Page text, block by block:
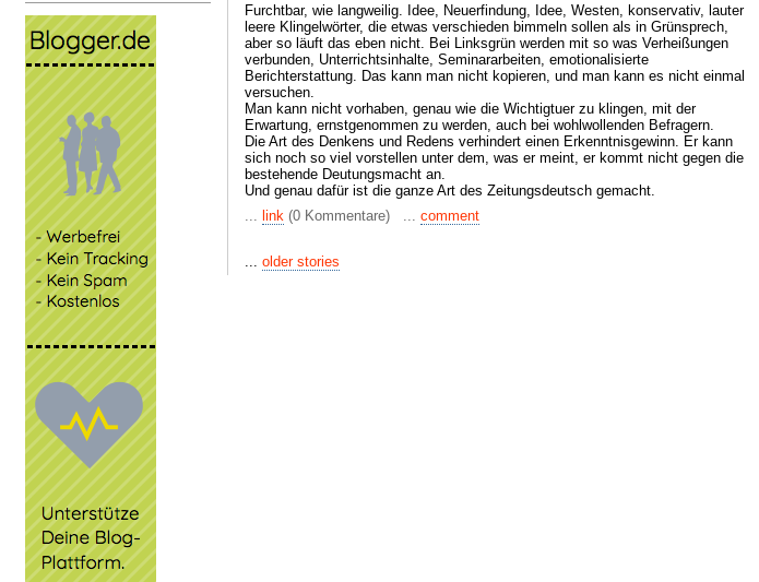
Furchtbar, wie langweilig. Idee, Neuerfindung, Idee, Westen, konservativ, lauter
leere Klingelwörter, die etwas verschieden bimmeln sollen als in Grünsprech,
aber so läuft das eben nicht. Bei Linksgrün werden mit so was Verheißungen
verbunden, Unterrichtsinhalte, Seminararbeiten, emotionalisierte
Berichterstattung. Das kann man nicht kopieren, und man kann es nicht einmal
versuchen.
Man kann nicht vorhaben, genau wie die Wichtigtuer zu klingen, mit der
Erwartung, ernstgenommen zu werden, auch bei wohlwollenden Befragern.
Die Art des Denkens und Redens verhindert einen Erkenntnisgewinn. Er kann
sich noch so viel vorstellen unter dem, was er meint, er kommt nicht gegen die
bestehende Deutungsmacht an.
Und genau dafür ist die ganze Art des Zeitungsdeutsch gemacht.
... link (0 Kommentare) ... comment
... older stories